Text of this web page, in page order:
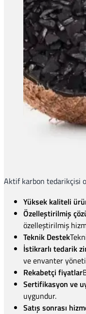
Aktif karbon tedarikçisi
Yüksek kaliteli
Özelleştirilmiş
özelleştirilmiş
Teknik Destek
İstikrarlı tedarik
ve envanter
Rekabetçi fiyatlar
Sertifikasyon ve
uygundur.
Satış sonrası